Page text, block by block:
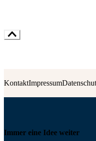
KontaktImpressum
Immer eine Idee weiter